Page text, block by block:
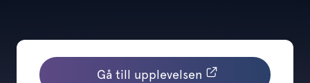
Gå till upplevelsen